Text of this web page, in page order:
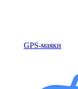
GPS-маяки